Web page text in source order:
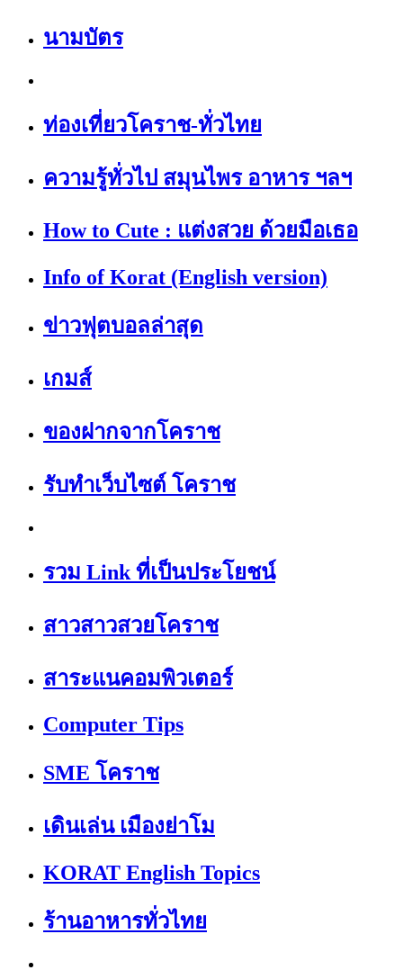
นามบัตร
ท่องเที่ยวโคราช-ทั่วไทย
ความรู้ทั่วไป สมุนไพร อาหาร ฯลฯ
How to Cute : แต่งสวย ด้วยมือเธอ
Info of Korat (English version)
ข่าวฟุตบอลล่าสุด
เกมส์
ของฝากจากโคราช
รับทำเว็บไซต์ โคราช
รวม Link ที่เป็นประโยชน์
สาวสาวสวยโคราช
สาระแนคอมพิวเตอร์
Computer Tips
SME โคราช
เดินเล่น เมืองย่าโม
KORAT English Topics
ร้านอาหารทั่วไทย